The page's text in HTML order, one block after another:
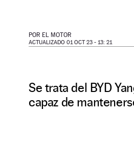
POR EL MOTOR
ACTUALIZADO 01 OCT 23 - 13: 21
Se trata del BYD
capaz de